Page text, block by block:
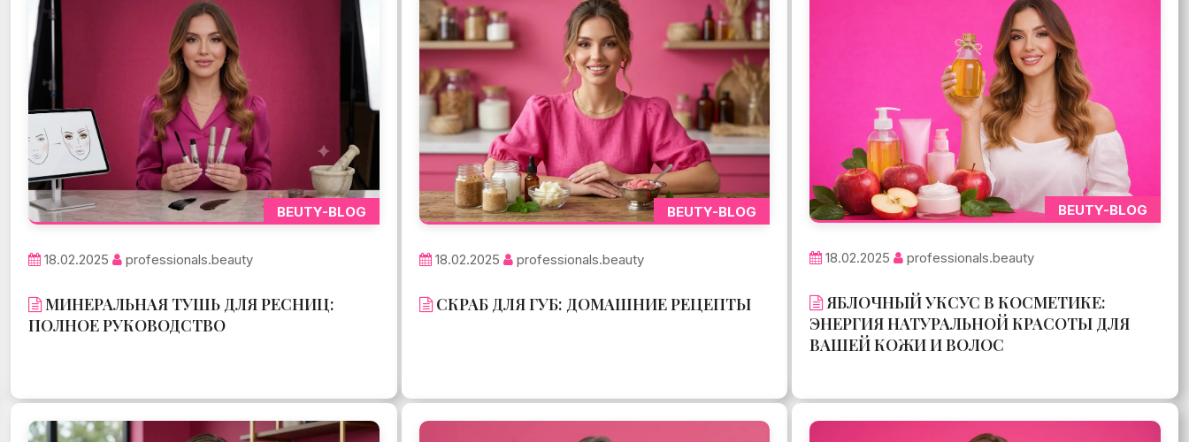
BEUTY-BLOG
18.02.2025 professionals.beauty
МИНЕРАЛЬНАЯ ТУШЬ ДЛЯ РЕСНИЦ:
ПОЛНОЕ РУКОВОДСТВО
BEUTY-BLOG
18.02.2025 professionals.beauty
СКРАБ ДЛЯ ГУБ: ДОМАШНИЕ РЕЦЕПТЫ
BEUTY-BLOG
18.02.2025 professionals.beauty
ЯБЛОЧНЫЙ УКСУС В КОСМЕТИКЕ:
ЭНЕРГИЯ НАТУРАЛЬНОЙ КРАСОТЫ ДЛЯ
ВАШЕЙ КОЖИ И ВОЛОС